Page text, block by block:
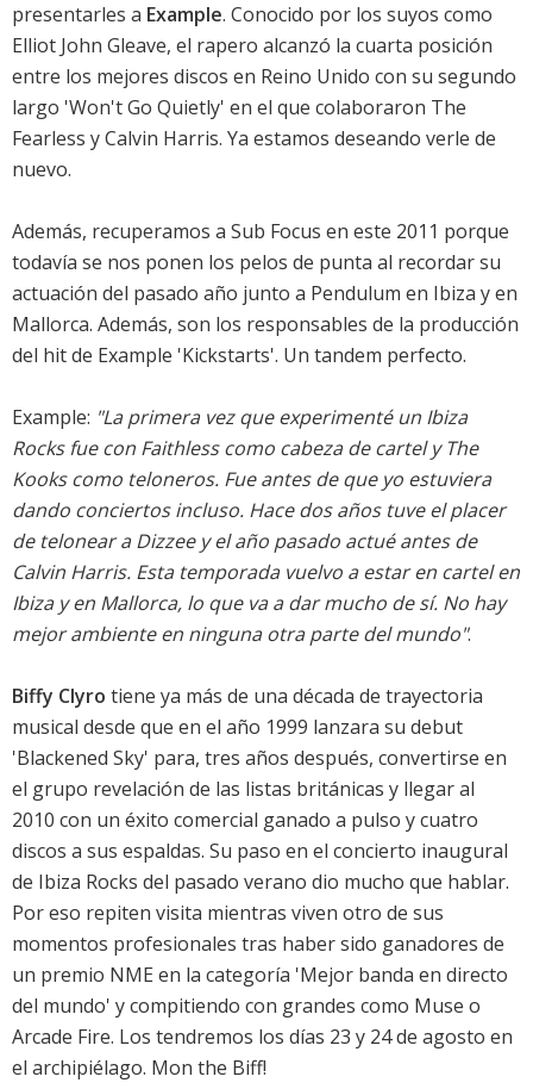
presentarles a Example. Conocido por los suyos como
Elliot John Gleave, el rapero alcanzó la cuarta posición
entre los mejores discos en Reino Unido con su segundo
largo 'Won't Go Quietly' en el que colaboraron The
Fearless y Calvin Harris. Ya estamos deseando verle de
nuevo.
Además, recuperamos a Sub Focus en este 2011 porque
todavía se nos ponen los pelos de punta al recordar su
actuación del pasado año junto a Pendulum en Ibiza y en
Mallorca. Además, son los responsables de la producción
del hit de Example 'Kickstarts'. Un tandem perfecto.
Example: "La primera vez que experimenté un Ibiza
Rocks fue con Faithless como cabeza de cartel y The
Kooks como teloneros. Fue antes de que yo estuviera
dando conciertos incluso. Hace dos años tuve el placer
de telonear a Dizzee y el año pasado actué antes de
Calvin Harris. Esta temporada vuelvo a estar en cartel en
Ibiza y en Mallorca, lo que va a dar mucho de sí. No hay
mejor ambiente en ninguna otra parte del mundo".
Biffy Clyro tiene ya más de una década de trayectoria
musical desde que en el año 1999 lanzara su debut
'Blackened Sky' para, tres años después, convertirse en
el grupo revelación de las listas británicas y llegar al
2010 con un éxito comercial ganado a pulso y cuatro
discos a sus espaldas. Su paso en el concierto inaugural
de Ibiza Rocks del pasado verano dio mucho que hablar.
Por eso repiten visita mientras viven otro de sus
momentos profesionales tras haber sido ganadores de
un premio NME en la categoría 'Mejor banda en directo
del mundo' y compitiendo con grandes como Muse o
Arcade Fire. Los tendremos los días 23 y 24 de agosto en
el archipiélago. Mon the Biff!